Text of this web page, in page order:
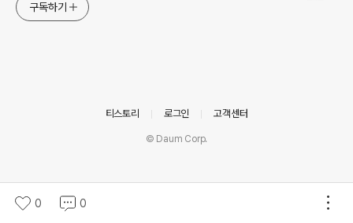
구독하기
0 0
티스토리 로그인 고객센터
© Daum Corp.